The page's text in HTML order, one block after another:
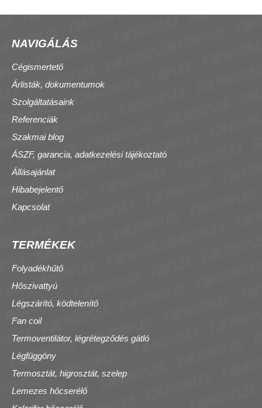
NAVIGÁLÁS
Cégismertető
Árlisták, dokumentumok
Szolgáltatásaink
Referenciák
Szakmai blog
ÁSZF, garancia, adatkezelési tájékoztató
Állásajánlat
Hibabejelentő
Kapcsolat
TERMÉKEK
Folyadékhűtő
Hőszivattyú
Légszárító, ködtelenítő
Fan coil
Termoventilátor, légrétegződés gátló
Légfüggöny
Termosztát, higrosztát, szelep
Lemezes hőcserélő